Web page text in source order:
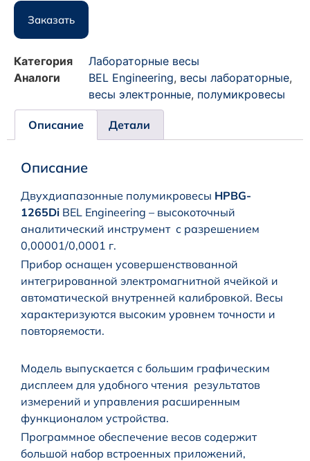
Заказать
Категория
Лабораторные весы
Аналоги
BEL Engineering, весы лабораторные,
весы электронные, полумикровесы
Описание Детали
Описание
Двухдиапазонные полумикровесы HPBG-
1265Di BEL Engineering – высокоточный
аналитический инструмент с разрешением
0,00001/0,0001 г.
Прибор оснащен усовершенствованной
интегрированной электромагнитной ячейкой и
автоматической внутренней калибровкой. Весы
характеризуются высоким уровнем точности и
повторяемости.
Модель выпускается с большим графическим
дисплеем для удобного чтения результатов
измерений и управления расширенным
функционалом устройства.
Программное обеспечение весов содержит
большой набор встроенных приложений,